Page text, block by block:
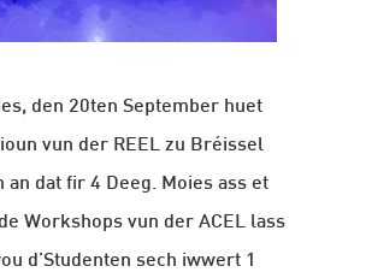
den 20ten September huet
vun der REEL zu Bréissel
an dat fir 4 Deeg. Moies ass et
Workshops vun der ACEL lass
d’Studenten sech iwwert 1